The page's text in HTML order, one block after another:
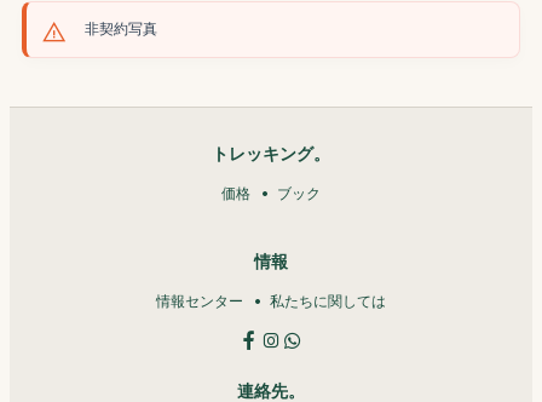
非契約写真
トレッキング。
価格 ブック
情報
情報センター 私たちに関しては
連絡先。